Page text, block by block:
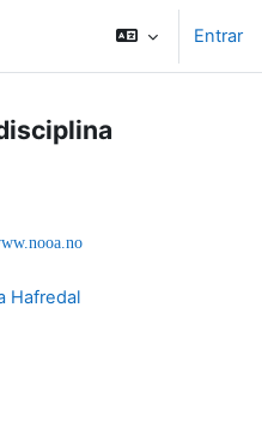
Entrar
Hafredal